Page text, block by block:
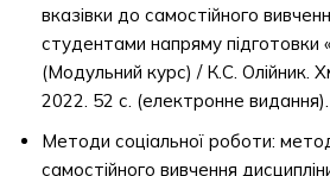
вказівки до самостійного
студентами напряму підготовки
(Модульний курс) / К.С. Олійник.
2022. 52 с. (електронне видання).
Методи соціальної роботи:
самостійного вивчення